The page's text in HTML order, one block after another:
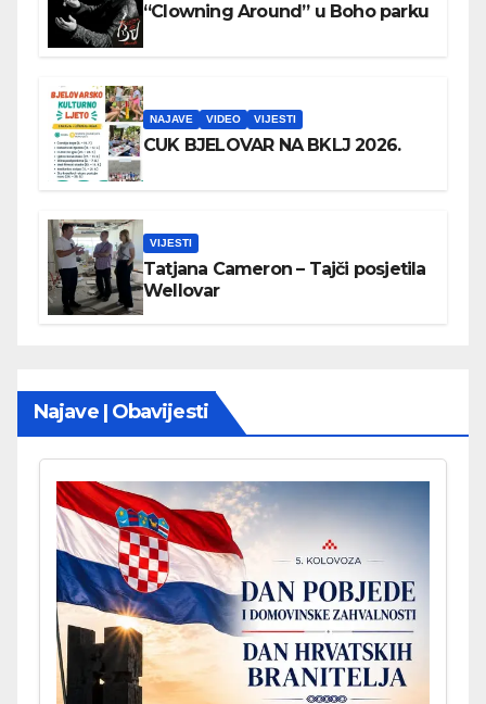
“Clowning Around” u Boho parku
NAJAVE VIDEO VIJESTI
CUK BJELOVAR NA BKLJ 2026.
VIJESTI
Tatjana Cameron – Tajči posjetila
Wellovar
Najave | Obavijesti